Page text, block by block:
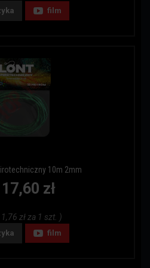
film
10m 2mm
17,60 zł
zł za 1 szt. )
film